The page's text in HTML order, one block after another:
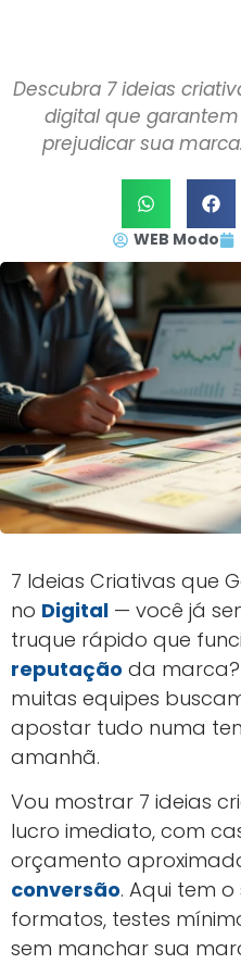
Descubra 7 ideias
digital que
prejudicar sua
WEB Modo
7 Ideias Criativas que
no Digital — você já
truque rápido que
reputação da marca?
muitas equipes
apostar tudo numa
amanhã.
Vou mostrar 7 ideias
lucro imediato, com
orçamento
conversão. Aqui tem
formatos, testes
sem manchar sua